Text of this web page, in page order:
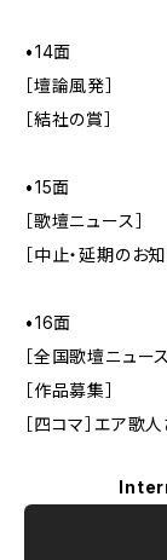
•14面
［壇論風発］
［結社の賞］
•15面
［歌壇ニュース］
［中止・延期のお知
•16面
［全国歌壇ニュース
［作品募集］
［四コマ］エア歌